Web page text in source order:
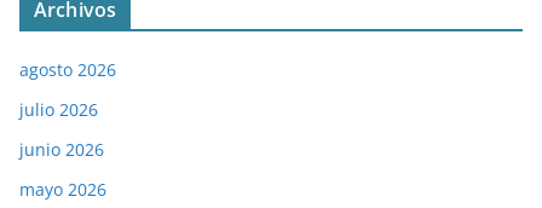
Archivos
agosto 2026
julio 2026
junio 2026
mayo 2026